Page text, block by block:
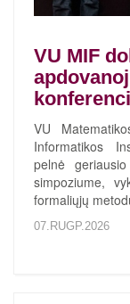
VU MIF
VU
Informatikos
pelnė
simpoziume,
formaliųjų
07.RUGP.2026